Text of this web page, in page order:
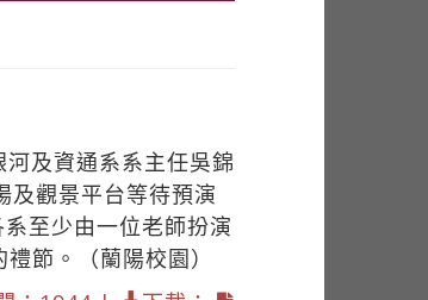
及資通系系主任吳錦
及觀景平台等待預演
至少由一位老師扮演
節。（蘭陽校園）